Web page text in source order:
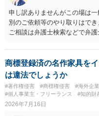
申し訳ありませんがこの場は
別のご依頼等のやり取りはで
ご相談は弁護士検索などで弁
商標登録済の名作家具を
は違法でしょうか
#著作権侵害 #商標権侵害
#海外企
#個人事業主・フリーランス
#知的財
2026年7月16日